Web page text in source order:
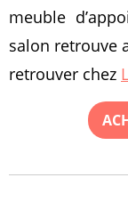
meuble
salon retrouve
retrouver chez